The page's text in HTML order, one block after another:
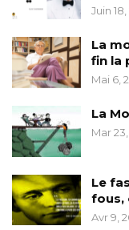
Juin
La
fin la
Mai 6,
La
Mar
Le
fous,
Avr 9,